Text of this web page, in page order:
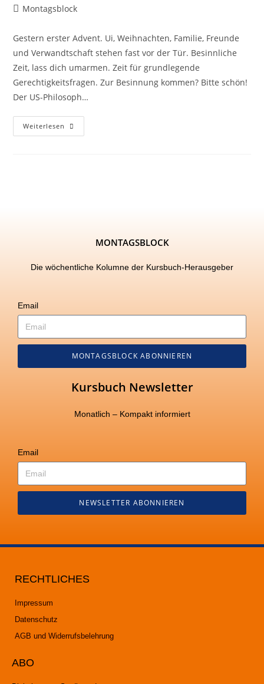
Montagsblock
Gestern erster Advent. Ui, Weihnachten, Familie, Freunde
und Verwandtschaft stehen fast vor der Tür. Besinnliche
Zeit, lass dich umarmen. Zeit für grundlegende
Gerechtigkeitsfragen. Zur Besinnung kommen? Bitte schön!
Der US-Philosoph…
Weiterlesen
MONTAGSBLOCK
Die wöchentliche Kolumne der Kursbuch-Herausgeber
Email
MONTAGSBLOCK ABONNIEREN
Kursbuch Newsletter
Monatlich – Kompakt informiert
Email
NEWSLETTER ABONNIEREN
RECHTLICHES
Impressum
Datenschutz
AGB und Widerrufsbelehrung
ABO